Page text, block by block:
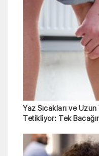
Yaz Sıcakları ve Uzun
Tetikliyor: Tek